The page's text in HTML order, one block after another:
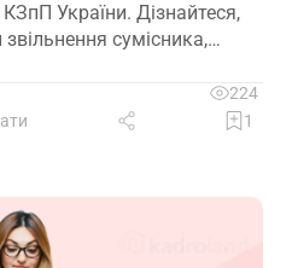
України. Дізнайтеся,
сумісника,
між працівником і
224
1